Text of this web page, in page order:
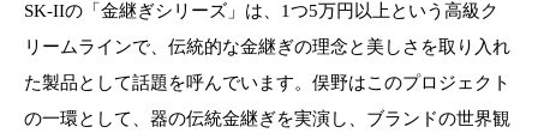
SK-IIの「金継ぎシリーズ」は、1つ5万円以上という高級ク
リームラインで、伝統的な金継ぎの理念と美しさを取り入れ
た製品として話題を呼んでいます。俣野はこのプロジェクト
の一環として、器の伝統金継ぎを実演し、ブランドの世界観